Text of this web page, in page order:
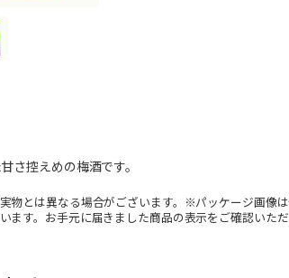
さ控えめの梅酒です。
物とは異なる場合がございます。※パッケージ画像
ます。お手元に届きました商品の表示をご確認いただ